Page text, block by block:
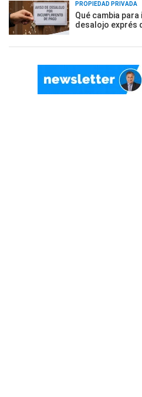
PROPIEDAD PRIVADA
Qué cambia
desalojo exprés